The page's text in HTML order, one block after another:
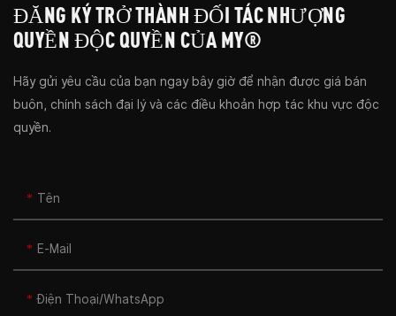
ĐĂNG KÝ TRỞ THÀNH ĐỐI TÁC NHƯỢNG
QUYỀN ĐỘC QUYỀN CỦA MY®
Hãy gửi yêu cầu của bạn ngay bây giờ để nhận được giá bán
buôn, chính sách đại lý và các điều khoản hợp tác khu vực độc
quyền.
Tên
E-Mail
Điện Thoại/WhatsApp